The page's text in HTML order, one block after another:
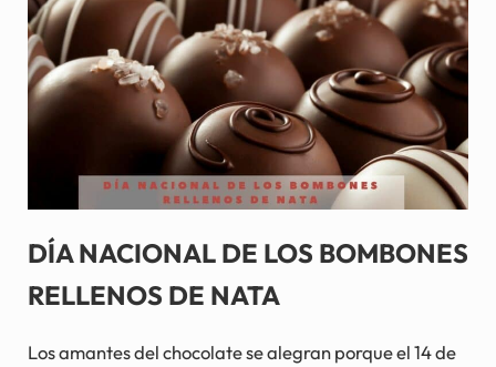
DÍA NACIONAL DE LOS BOMBONES
RELLENOS DE NATA
Los amantes del chocolate se alegran porque el 14 de